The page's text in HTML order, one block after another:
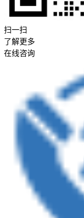
扫一扫
了解更多
在线咨询